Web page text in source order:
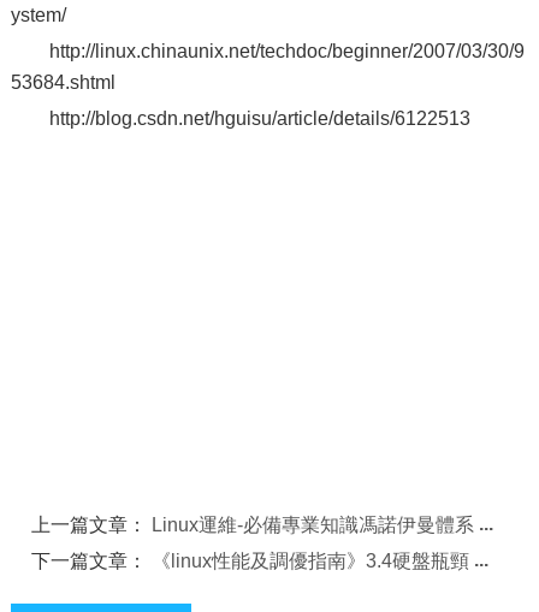
ystem/
http://linux.chinaunix.net/techdoc/beginner/2007/03/30/9
53684.shtml
http://blog.csdn.net/hguisu/article/details/6122513
上一篇文章：
Linux運維-必備專業知識馮諾伊曼體系
下一篇文章：
《linux性能及調優指南》3.4硬盤瓶頸